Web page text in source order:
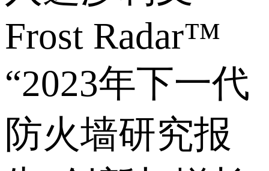
Frost Radar™
“2023年下一代
防火墙研究报